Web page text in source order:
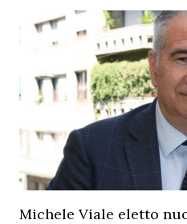
Michele Viale eletto